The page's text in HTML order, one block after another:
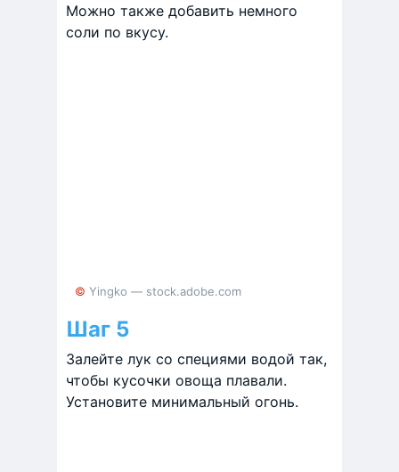
Можно также добавить немного
соли по вкусу.
© Yingko — stock.adobe.com
Шаг 5
Залейте лук со специями водой так,
чтобы кусочки овоща плавали.
Установите минимальный огонь.